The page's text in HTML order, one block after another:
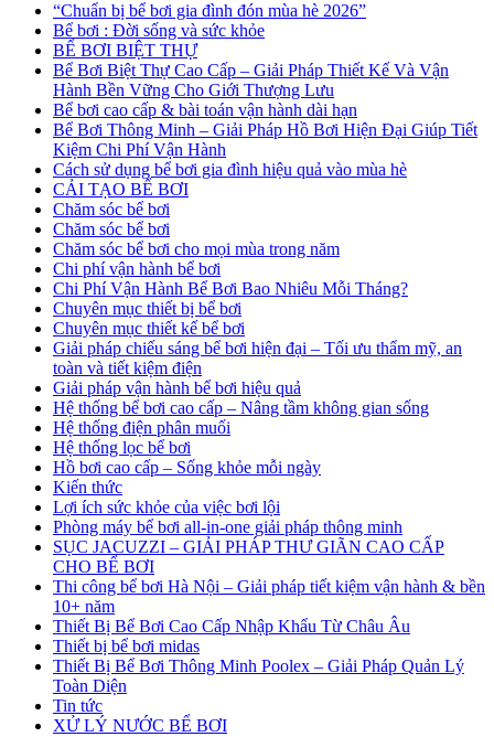
“Chuẩn bị bể bơi gia đình đón mùa hè 2026”
Bể bơi : Đời sống và sức khỏe
BỂ BƠI BIỆT THỰ
Bể Bơi Biệt Thự Cao Cấp – Giải Pháp Thiết Kế Và Vận
Hành Bền Vững Cho Giới Thượng Lưu
Bể bơi cao cấp & bài toán vận hành dài hạn
Bể Bơi Thông Minh – Giải Pháp Hồ Bơi Hiện Đại Giúp Tiết
Kiệm Chi Phí Vận Hành
Cách sử dụng bể bơi gia đình hiệu quả vào mùa hè
CẢI TẠO BỂ BƠI
Chăm sóc bể bơi
Chăm sóc bể bơi
Chăm sóc bể bơi cho mọi mùa trong năm
Chi phí vận hành bể bơi
Chi Phí Vận Hành Bể Bơi Bao Nhiêu Mỗi Tháng?
Chuyên mục thiết bị bể bơi
Chuyên mục thiết kế bể bơi
Giải pháp chiếu sáng bể bơi hiện đại – Tối ưu thẩm mỹ, an
toàn và tiết kiệm điện
Giải pháp vận hành bể bơi hiệu quả
Hệ thống bể bơi cao cấp – Nâng tầm không gian sống
Hệ thống điện phân muối
Hệ thống lọc bể bơi
Hồ bơi cao cấp – Sống khỏe mỗi ngày
Kiến thức
Lợi ích sức khỏe của việc bơi lội
Phòng máy bể bơi all-in-one giải pháp thông minh
SỤC JACUZZI – GIẢI PHÁP THƯ GIÃN CAO CẤP
CHO BỂ BƠI
Thi công bể bơi Hà Nội – Giải pháp tiết kiệm vận hành & bền
10+ năm
Thiết Bị Bể Bơi Cao Cấp Nhập Khẩu Từ Châu Âu
Thiết bị bể bơi midas
Thiết Bị Bể Bơi Thông Minh Poolex – Giải Pháp Quản Lý
Toàn Diện
Tin tức
XỬ LÝ NƯỚC BỂ BƠI